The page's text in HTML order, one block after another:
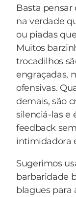
grande,
Paulo! Não sei
- E eu estou
não é fácil...
mas agora
pra baixo, pra
- Como assim
pra baixo"? -
macaquinhos.
- Pra cima pra
cima pra
Basta
na verdade
ou piadas
Muitos
trocadilhos
engraçadas,
ofensivas.
demais, são
silenciá-las e
feedback
intimidadora
Sugerimos
barbaridade
blagues para